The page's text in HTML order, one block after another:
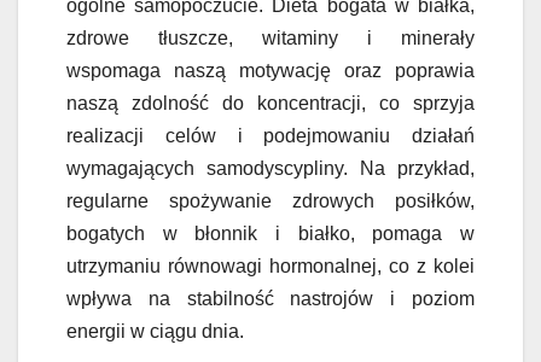
ogólne samopoczucie. Dieta bogata w białka,
zdrowe tłuszcze, witaminy i minerały
wspomaga naszą motywację oraz poprawia
naszą zdolność do koncentracji, co sprzyja
realizacji celów i podejmowaniu działań
wymagających samodyscypliny. Na przykład,
regularne spożywanie zdrowych posiłków,
bogatych w błonnik i białko, pomaga w
utrzymaniu równowagi hormonalnej, co z kolei
wpływa na stabilność nastrojów i poziom
energii w ciągu dnia.